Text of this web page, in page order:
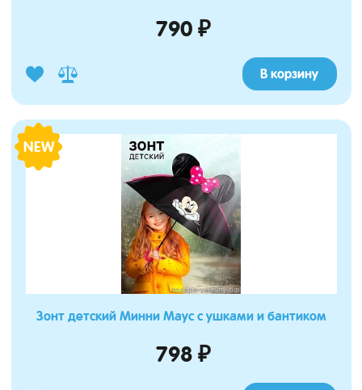
790 ₽
В корзину
NEW
Зонт детский Минни Маус с ушками и бантиком
798 ₽